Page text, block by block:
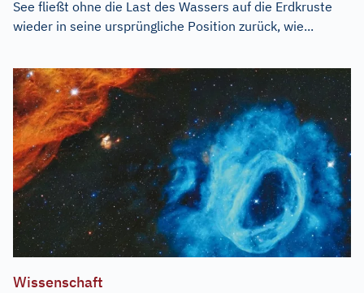
See fließt ohne die Last des Wassers auf die Erdkruste
wieder in seine ursprüngliche Position zurück, wie...
Wissenschaft